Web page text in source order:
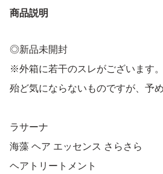
商品説明
◎新品未開封
※外箱に若干のスレがございます。
殆ど気にならないものですが、予
ラサーナ
海藻 ヘア エッセンス さらさら
ヘアトリートメント